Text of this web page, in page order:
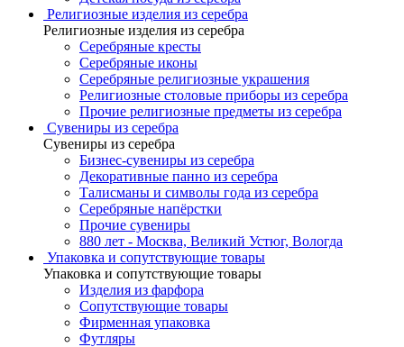
Религиозные изделия из серебра
Религиозные изделия из серебра
Серебряные кресты
Серебряные иконы
Серебряные религиозные украшения
Религиозные столовые приборы из серебра
Прочие религиозные предметы из серебра
Сувениры из серебра
Сувениры из серебра
Бизнес-сувениры из серебра
Декоративные панно из серебра
Талисманы и символы года из серебра
Серебряные напёрстки
Прочие сувениры
880 лет - Москва, Великий Устюг, Вологда
Упаковка и сопутствующие товары
Упаковка и сопутствующие товары
Изделия из фарфора
Сопутствующие товары
Фирменная упаковка
Футляры